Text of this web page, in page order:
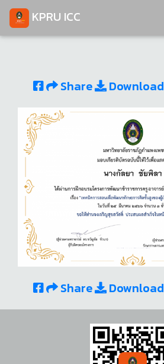
KPRU ICC
Share Download
Share Download